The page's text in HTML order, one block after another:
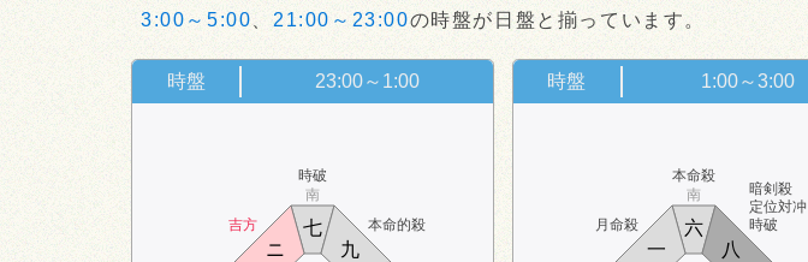
3:00～5:00 21:00～23:00の時盤が日盤と揃っています。
時盤 23:00～1:00
吉方
時破
本命的殺
南
九
ニ
七
時盤 1:00～3:00
月命殺
本命殺
暗剣殺
定位対冲
時破
南
八
一
六